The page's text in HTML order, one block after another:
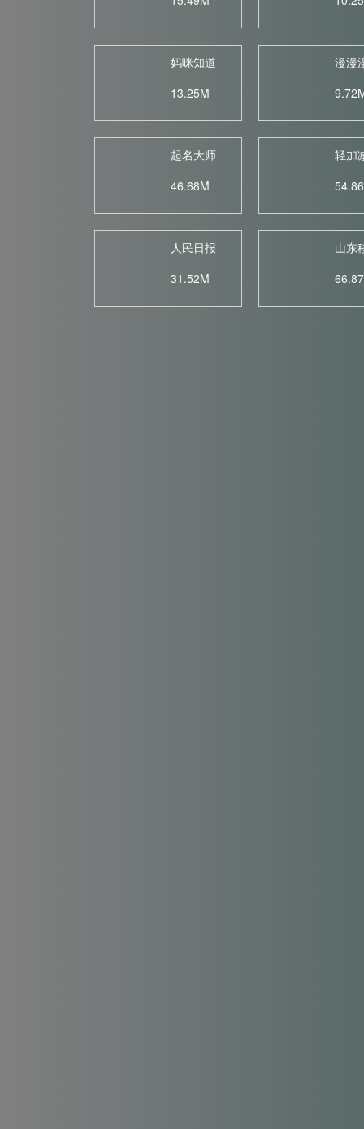
妈咪知道
13.25M
漫漫
起名大师
46.68M
轻加
人民日报
31.52M
山东